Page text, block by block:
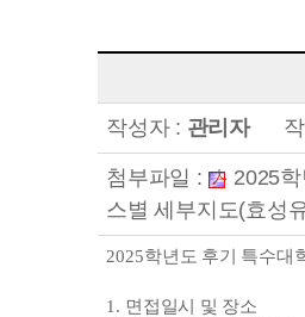
작성자 : 관리자작
첨부파일 : 2025
스별 세부지도(효성
2025학년도 후기 특수대
1. 면접일시 및 장소